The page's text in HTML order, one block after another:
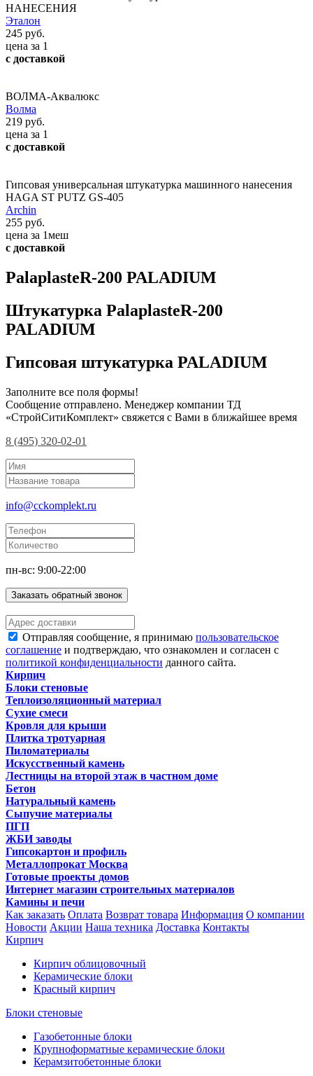
НАНЕСЕНИЯ
Эталон
245 руб.
цена за 1
с доставкой
ВОЛМА-Аквалюкс
Волма
219 руб.
цена за 1
с доставкой
Гипсовая универсальная штукатурка машинного нанесения
HAGA ST PUTZ GS-405
Archin
255 руб.
цена за 1меш
с доставкой
PalaplasteR-200 PALADIUM
Штукатурка PalaplasteR-200
PALADIUM
Гипсовая штукатурка PALADIUM
Заполните все поля формы!
Сообщение отправлено. Менеджер компании ТД
«СтройСитиКомплект» свяжется с Вами в ближайшее время
8 (495) 320-02-01
info@cckomplekt.ru
пн-вс: 9:00-22:00
Заказать обратный звонок
Отправляя сообщение, я принимаю пользовательское
соглашение и подтверждаю, что ознакомлен и согласен с
политикой конфиденциальности данного сайта.
Кирпич
Блоки стеновые
Теплоизоляционный материал
Сухие смеси
Кровля для крыши
Плитка тротуарная
Пиломатериалы
Искусственный камень
Лестницы на второй этаж в частном доме
Бетон
Натуральный камень
Сыпучие материалы
ПГП
ЖБИ заводы
Гипсокартон и профиль
Металлопрокат Москва
Готовые проекты домов
Интернет магазин строительных материалов
Камины и печи
Как заказать Оплата Возврат товара Информация О компании
Новости Акции Наша техника Доставка Контакты
Кирпич
Кирпич облицовочный
Керамические блоки
Красный кирпич
Блоки стеновые
Газобетонные блоки
Крупноформатные керамические блоки
Керамзитобетонные блоки